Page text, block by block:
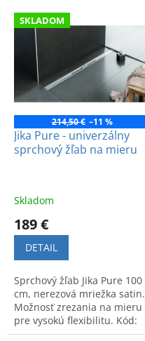
o
V
o
d
u
o
SKLADOM
214,50 € –11 %
Jika Pure - univerzálny
sprchový žľab na mieru
Skladom
189 €
DETAIL
Sprchový žľab Jika Pure 100
cm, nerezová mriežka satin.
Možnosť zrezania na mieru
pre vysokú flexibilitu. Kód:
H2714200020001.